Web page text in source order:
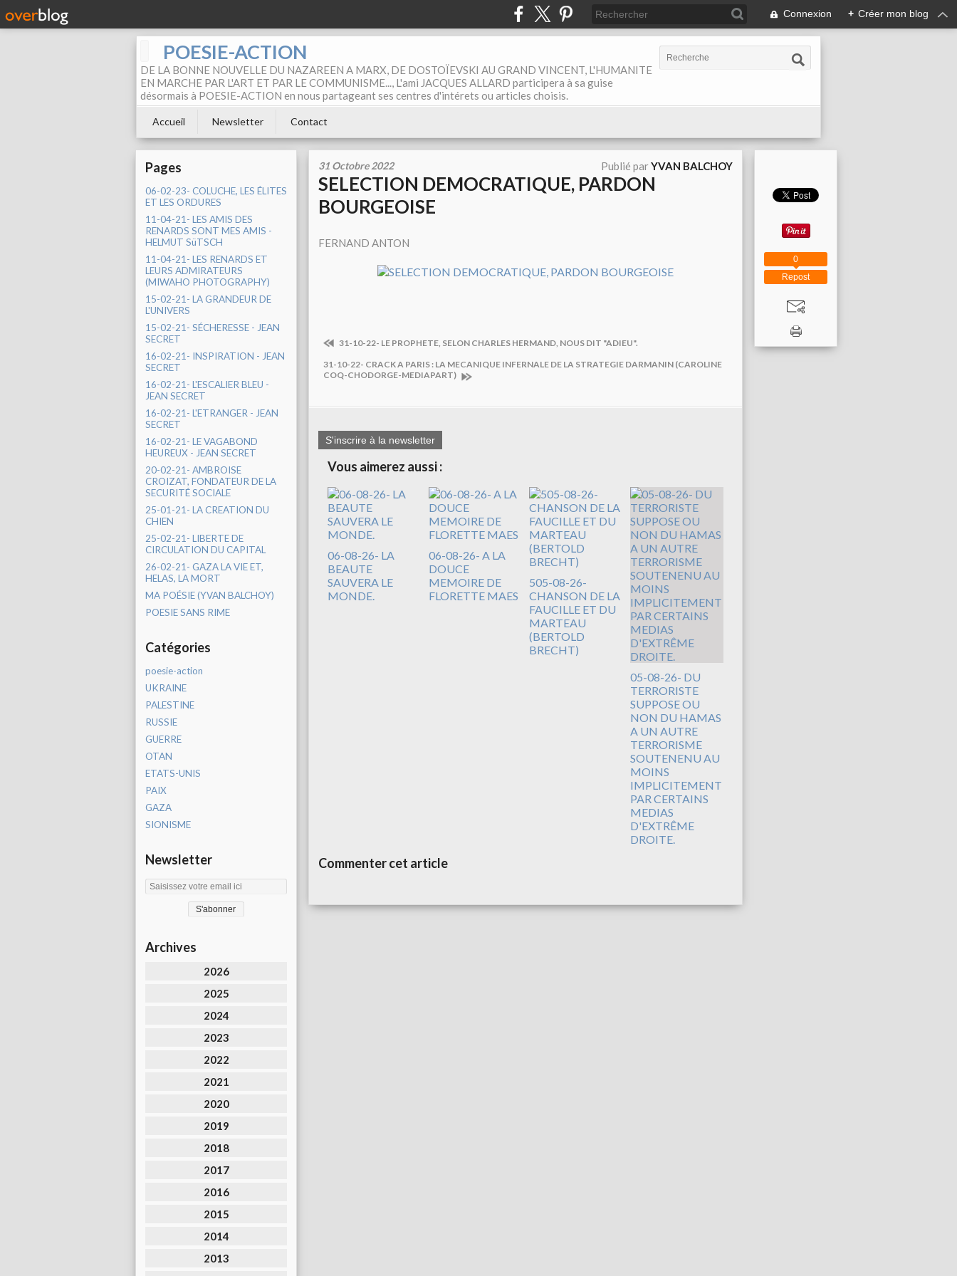
Connexion + Créer mon blog
POESIE-ACTION
DE LA BONNE NOUVELLE DU NAZAREEN A MARX, DE DOSTOÏEVSKI AU GRAND VINCENT, L'HUMANITE
EN MARCHE PAR L'ART ET PAR LE COMMUNISME..., L'ami JACQUES ALLARD participera à sa guise
désormais à POESIE-ACTION en nous partageant ses centres d'intérets ou articles choisis.
Accueil Newsletter Contact
Pages
06-02-23- COLUCHE, LES ÉLITES
ET LES ORDURES
11-04-21- LES AMIS DES
RENARDS SONT MES AMIS -
HELMUT SüTSCH
11-04-21- LES RENARDS ET
LEURS ADMIRATEURS
(MIWAHO PHOTOGRAPHY)
15-02-21- LA GRANDEUR DE
L'UNIVERS
15-02-21- SÉCHERESSE - JEAN
SECRET
16-02-21- INSPIRATION - JEAN
SECRET
16-02-21- L'ESCALIER BLEU -
JEAN SECRET
16-02-21- L'ETRANGER - JEAN
SECRET
16-02-21- LE VAGABOND
HEUREUX - JEAN SECRET
20-02-21- AMBROISE
CROIZAT, FONDATEUR DE LA
SECURITÉ SOCIALE
25-01-21- LA CREATION DU
CHIEN
25-02-21- LIBERTE DE
CIRCULATION DU CAPITAL
26-02-21- GAZA LA VIE ET,
HELAS, LA MORT
MA POÉSIE (YVAN BALCHOY)
POESIE SANS RIME
Catégories
poesie-action
UKRAINE
PALESTINE
RUSSIE
GUERRE
OTAN
ETATS-UNIS
PAIX
GAZA
SIONISME
Newsletter
Archives
2026
2025
2024
2023
2022
2021
2020
2019
2018
2017
2016
2015
2014
2013
31 Octobre 2022 Publié parYVAN BALCHOY
SELECTION DEMOCRATIQUE, PARDON
BOURGEOISE
FERNAND ANTON
31-10-22- LE PROPHETE, SELON CHARLES HERMAND, NOUS DIT "ADIEU".
31-10-22- CRACK A PARIS : LA MECANIQUE INFERNALE DE LA STRATEGIE DARMANIN (CAROLINE
COQ-CHODORGE-MEDIAPART)
S'inscrire à la newsletter
Vous aimerez aussi :
06-08-26- LA
BEAUTE
SAUVERA LE
MONDE.
06-08-26- A LA
DOUCE
MEMOIRE DE
FLORETTE MAES
505-08-26-
CHANSON DE LA
FAUCILLE ET DU
MARTEAU
(BERTOLD
BRECHT)
05-08-26- DU
TERRORISTE
SUPPOSE OU
NON DU HAMAS
A UN AUTRE
TERRORISME
SOUTENENU AU
MOINS
IMPLICITEMENT
PAR CERTAINS
MEDIAS
D'EXTRÊME
DROITE.
Commenter cet article
Repost
0